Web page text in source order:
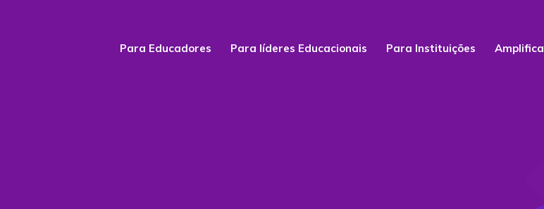
Para Educadores Para líderes Educacionais Para Instituições Amplifica